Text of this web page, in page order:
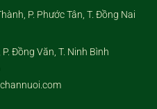
P. Phước Tân, T. Đồng Nai
Đồng Văn, T. Ninh Bình